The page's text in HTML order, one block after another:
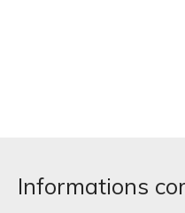
Informations